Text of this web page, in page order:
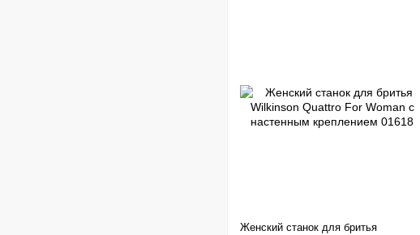
Женский станок для бритья